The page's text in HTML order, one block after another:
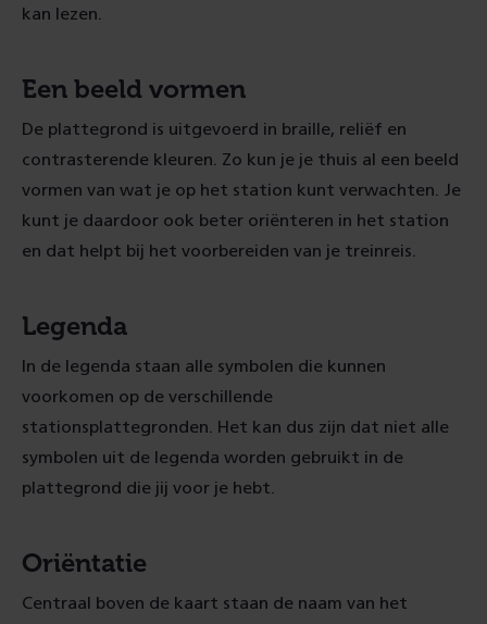
kan lezen.
Een beeld vormen
De plattegrond is uitgevoerd in braille, reliëf en
contrasterende kleuren. Zo kun je je thuis al een beeld
vormen van wat je op het station kunt verwachten. Je
kunt je daardoor ook beter oriënteren in het station
en dat helpt bij het voorbereiden van je treinreis.
Legenda
In de legenda staan alle symbolen die kunnen
voorkomen op de verschillende
stationsplattegronden. Het kan dus zijn dat niet alle
symbolen uit de legenda worden gebruikt in de
plattegrond die jij voor je hebt.
Oriëntatie
Centraal boven de kaart staan de naam van het